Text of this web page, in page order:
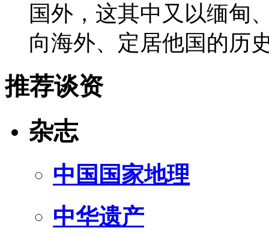
国外，这其中又以缅甸
向海外、定居他国的
推荐谈资
杂志
中国国家地理
中华遗产